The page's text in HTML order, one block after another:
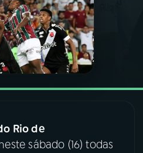
Rio de
sábado (16) todas